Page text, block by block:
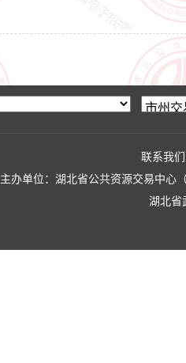
联系我们
主办单位：湖北省公共资源交易中心
湖北省